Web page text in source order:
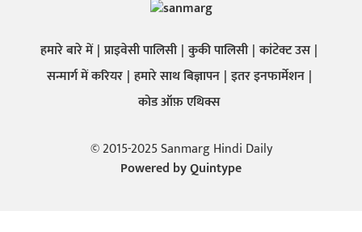
हमारे बारे में प्राइवेसी पालिसी कुकी पालिसी कांटेक्ट उस
सन्मार्ग में करियर हमारे साथ बिज्ञापन इतर इनफार्मेशन
कोड ऑफ़ एथिक्स
© 2015-2025 Sanmarg Hindi Daily
Powered byQuintype